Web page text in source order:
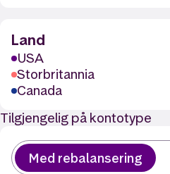
Land
USA
Storbritannia
Canada
Tilgjengelig på kontotype
Med rebalansering